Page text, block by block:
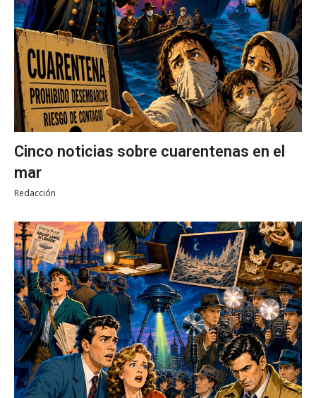
Cinco noticias sobre cuarentenas en el
mar
Redacción